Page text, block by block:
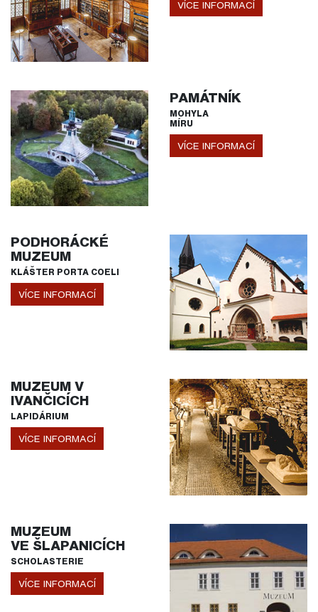
VÍCE INFORMACÍ
PAMÁTNÍK
MOHYLA
MÍRU
VÍCE INFORMACÍ
PODHORÁCKÉ
MUZEUM
KLÁŠTER PORTA COELI
VÍCE INFORMACÍ
MUZEUM V
IVANČICÍCH
LAPIDÁRIUM
VÍCE INFORMACÍ
MUZEUM
VE ŠLAPANICÍCH
SCHOLASTERIE
VÍCE INFORMACÍ